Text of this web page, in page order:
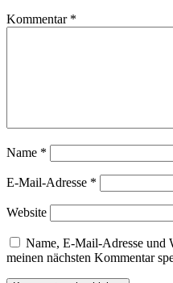
Kommentar *
Name *
E-Mail-Adresse *
Website
Name, E-Mail-Adresse und
meinen nächsten Kommentar